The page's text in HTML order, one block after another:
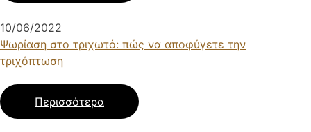
Ψωρίαση στο τριχωτό: πώς να αποφύγετε την
τριχόπτωση
10/06/2022
Περισσότερα